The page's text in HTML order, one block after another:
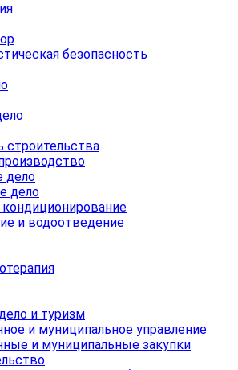
безопасность
строительства
дело
дело
кондиционирование
и водоотведение
и туризм
и муниципальное управление
и муниципальные закупки